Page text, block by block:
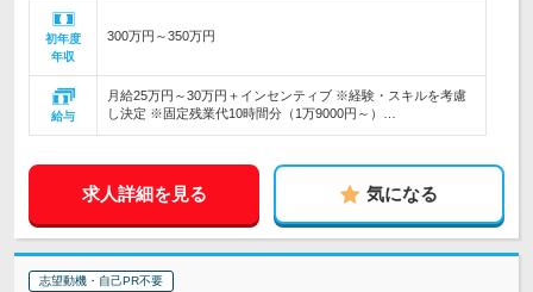
初年度
年収
300万円～350万円
給与
月給25万円～30万円＋インセンティブ ※経験・スキルを考慮
し決定 ※固定残業代10時間分（1万9000円～）…
求人詳細を見る 気になる
志望動機・自己PR不要